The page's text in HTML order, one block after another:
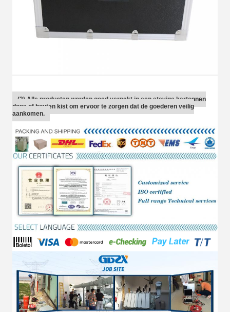
(2) Alle producten worden goed verpakt in een stevige kartonnen
doos of houten kist om ervoor te zorgen dat de goederen veilig
aankomen.